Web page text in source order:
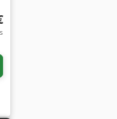
fler bilder